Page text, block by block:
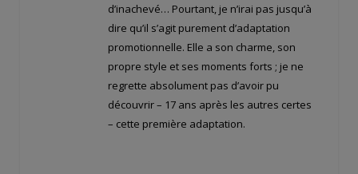
d’inachevé… Pourtant, je n’irai pas jusqu’à
dire qu’il s’agit purement d’adaptation
promotionnelle. Elle a son charme, son
propre style et ses moments forts ; je ne
regrette absolument pas d’avoir pu
découvrir – 17 ans après les autres certes
– cette première adaptation.